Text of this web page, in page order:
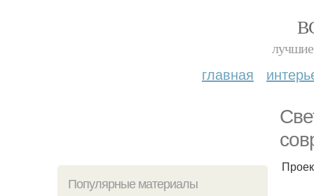
лучшие
главная
Популярные материалы